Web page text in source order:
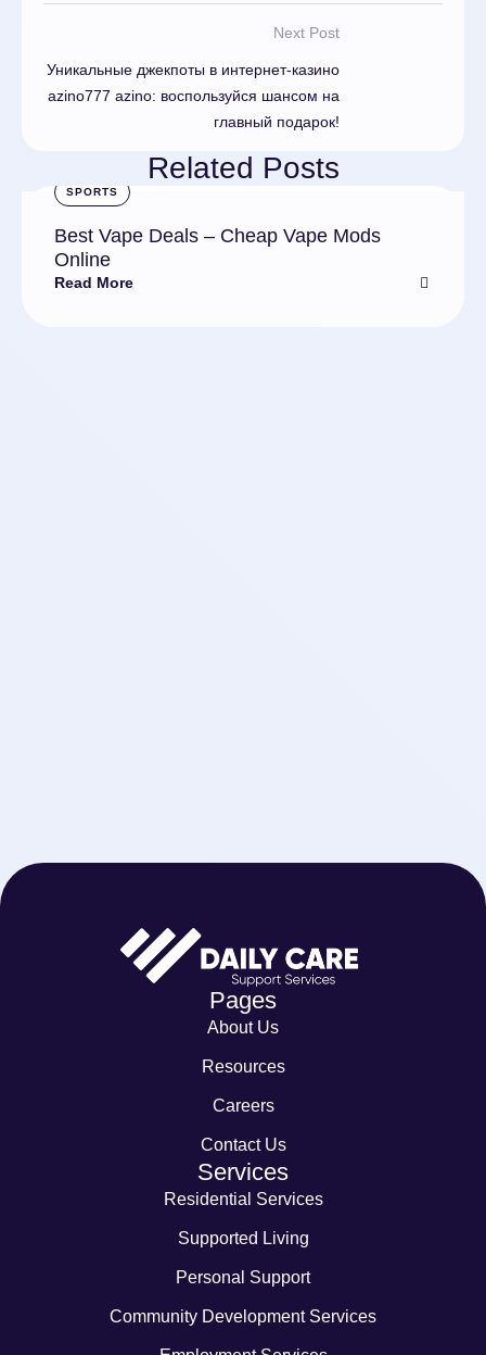
Next Post
Уникальные джекпоты в интернет-казино
azino777 azino: воспользуйся шансом на
главный подарок!
Related Posts
SPORTS
Best Vape Deals – Cheap Vape Mods
Online
Read More
Pages
About Us
Resources
Careers
Contact Us
Services
Residential Services
Supported Living
Personal Support
Community Development Services